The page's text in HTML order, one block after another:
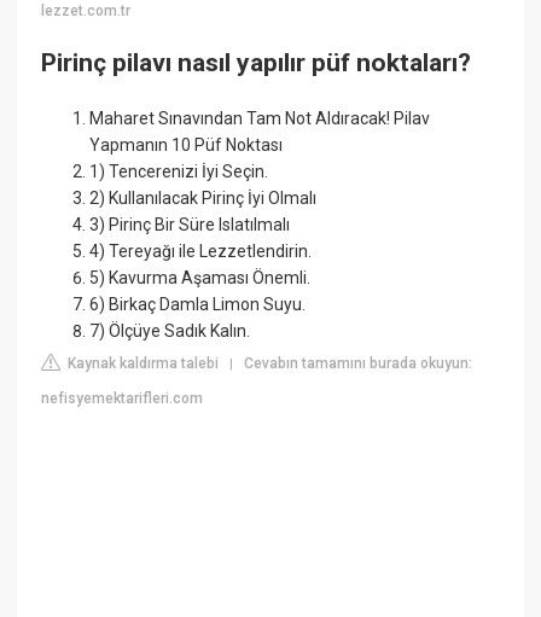
lezzet.com.tr
Pirinç pilavı nasıl yapılır püf noktaları?
Maharet Sınavından Tam Not Aldıracak! Pilav
Yapmanın 10 Püf Noktası
1) Tencerenizi İyi Seçin.
2) Kullanılacak Pirinç İyi Olmalı
3) Pirinç Bir Süre Islatılmalı
4) Tereyağı ile Lezzetlendirin.
5) Kavurma Aşaması Önemli.
6) Birkaç Damla Limon Suyu.
7) Ölçüye Sadık Kalın.
Kaynak kaldırma talebi |Cevabın tamamını burada okuyun:
nefisyemektarifleri.com